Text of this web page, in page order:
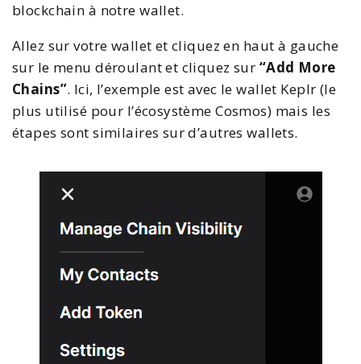
blockchain à notre wallet.
Allez sur votre wallet et cliquez en haut à gauche
sur le menu déroulant et cliquez sur “Add More
Chains”. Ici, l’exemple est avec le wallet Keplr (le
plus utilisé pour l’écosystème Cosmos) mais les
étapes sont similaires sur d’autres wallets.